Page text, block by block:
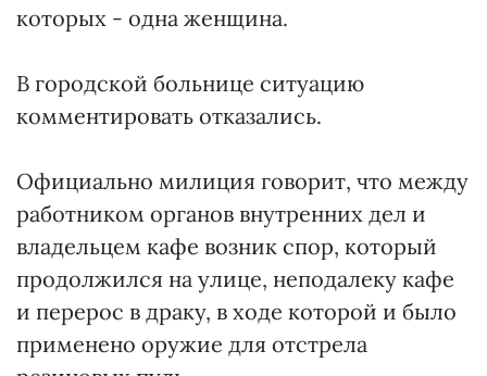
которых - одна женщина.
В городской больнице ситуацию
комментировать отказались.
Официально милиция говорит, что между
работником органов внутренних дел и
владельцем кафе возник спор, который
продолжился на улице, неподалеку кафе
и перерос в драку, в ходе которой и было
применено оружие для отстрела